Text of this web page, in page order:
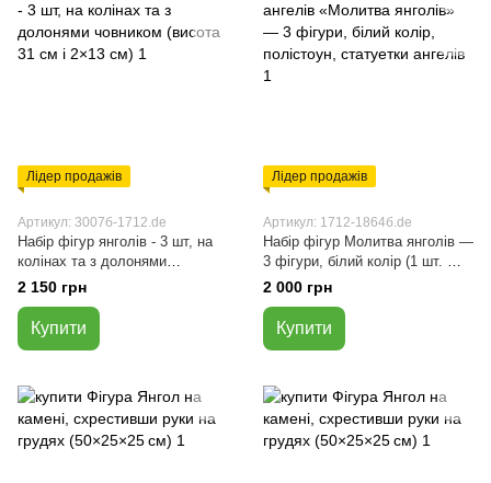
Лідер продажів
Артикул: 3007б-1712.de
Набір фігур янголів - 3 шт, на
колінах та з долонями
човником (висота 31 см і 2×13
2 150 грн
Купити
Лідер продажів
Артикул: 1712-1864б.de
Набір фігур Молитва янголів —
3 фігури, білий колір (1 шт. —
висота 27 см, 2 шт. — 13 см),
полістоун
2 000 грн
Купити